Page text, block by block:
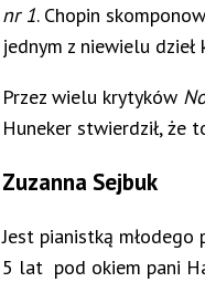
nr 1. Chopin
jednym z niewielu
Przez wielu krytyków
Huneker stwierdził, że
Zuzanna Sejbuk
Jest pianistką
5 lat pod okiem pani